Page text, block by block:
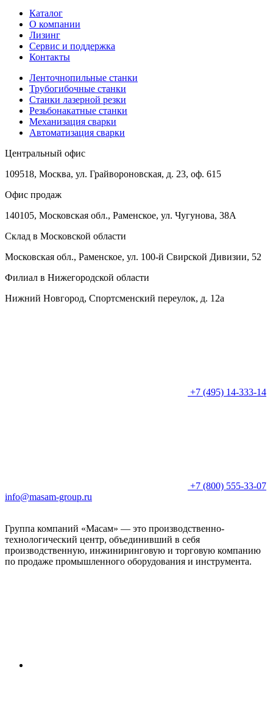
Каталог
О компании
Лизинг
Сервис и поддержка
Контакты
Ленточнопильные станки
Трубогибочные станки
Станки лазерной резки
Резьбонакатные станки
Механизация сварки
Автоматизация сварки
Центральный офис
109518, Москва, ул. Грайвороновская, д. 23, оф. 615
Офис продаж
140105, Московская обл., Раменское, ул. Чугунова, 38А
Склад в Московской области
Московская обл., Раменское, ул. 100-й Свирской Дивизии, 52
Филиал в Нижегородской области
Нижний Новгород, Спортсменский переулок, д. 12а
+7 (495) 14-333-14
+7 (800) 555-33-07
info@masam-group.ru
Группа компаний «Масам» — это производственно-
технологический центр, объединивший в себя
производственную, инжиниринговую и торговую компанию
по продаже промышленного оборудования и инструмента.